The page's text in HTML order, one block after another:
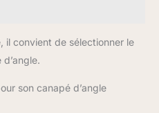
il convient de sélectionner le
son canapé d’angle